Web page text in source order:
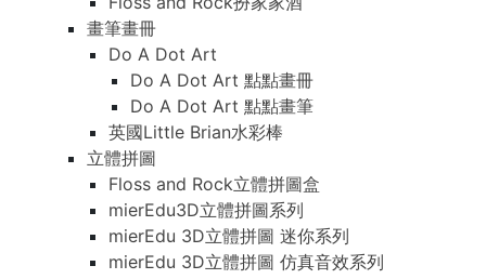
畫筆畫冊
Do A Dot Art
Do A Dot Art 點點畫冊
Do A Dot Art 點點畫筆
英國Little Brian水彩棒
立體拼圖
Floss and Rock立體拼圖盒
mierEdu3D立體拼圖系列
mierEdu 3D立體拼圖 迷你系列
mierEdu 3D立體拼圖 仿真音效系列